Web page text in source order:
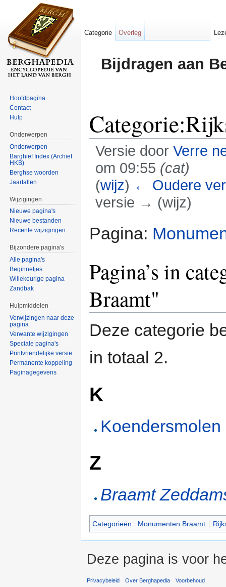
Bijdragen aan
Versie door Verre
om 09:55 (cat)
(wijz) ← Oudere
versie → (wijz)
Pagina:
Pagina’s in
Braamt"
Deze categorie
in totaal 2.
K
Koendersmolen
Z
Braamt
Categorieën: Monumenten Braamt
Categorie Overleg
Hoofdpagina
Contact
Hulp
Onderwerpen
Onderwerpen
Barghief Index (Archief
HKB)
Berghse woorden
Jaartallen
Wijzigingen
Nieuwe pagina's
Nieuwe bestanden
Recente wijzigingen
Bijzondere pagina's
Alle pagina's
Beginnetjes
Willekeurige pagina
Zandbak
Hulpmiddelen
Verwijzingen naar deze
pagina
Verwante wijzigingen
Speciale pagina's
Printvriendelijke versie
Permanente koppeling
Paginagegevens
Deze pagina is voor
Privacybeleid Over Berghapedia Voorbehoud